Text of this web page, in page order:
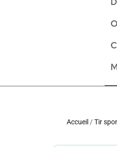
Accueil /Tir